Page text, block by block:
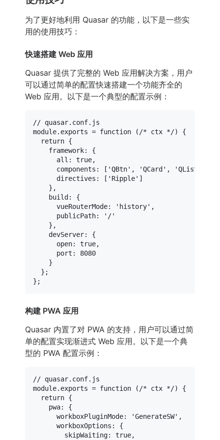
为了更好地利用 Quasar 的功能，以下是一些实
用的使用技巧：
快速搭建 Web 应用
Quasar 提供了完整的 Web 应用解决方案，用户
可以通过简单的配置快速搭建一个功能齐全的
Web 应用。以下是一个典型的配置示例：
// quasar.conf.js
module. exports = function ( /* ctx */) {
return {
framework: {
all : true,
components : [ 'QBtn' , 'QCard' , 'QList'
directives : [ 'Ripple' ]
    },
build : {
vueRouterMode: 'history' ,
publicPath:
'/'
    },
devServer: {
open: true,
port : 8080
    }
  };
构建 PWA 应用
Quasar 内置了对 PWA 的支持，用户可以通过简
单的配置实现渐进式 Web 应用。以下是一个典
型的 PWA 配置示例：
// quasar.conf.js
module. exports = function ( /* ctx */) {
return {
pwa: {
workboxPluginMode: 'GenerateSW' ,
workboxOptions : {
skipWaiting: true,